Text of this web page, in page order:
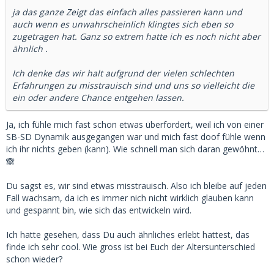
hatte und sich nicht ganz wohl fühlte – aber geplant war
ohnehin nur ein erstes Kennenlernen.
Und jetzt kommt das Unglaubliche: Da sie nie etwas von
einem "Arrangement" erwähnt hatte, wollte ich vorsichtig
wäre ihr unangenehm, sich für Geld mit jemandem zu
treffen. Sie meinte, wir könnten es einfach natürlich
angehen – ganz ohne finanzielle Unterstützung.
Sie ist 27, ich 52. Und sie hat mir gesagt, dass sie mich
extrem sympathisch findet und sich schon auf unser
nächstes Treffen freut. Wir waren total auf einer
Wellenlänge.
Tja… und ich kann es immer noch nicht ganz fassen. Hat
ja das ganze Zeigt das einfach alles passieren kann und
auch wenn es unwahrscheinlich klingtes sich eben so
zugetragen hat. Ganz so extrem hatte ich es noch nicht aber
ähnlich .
Ich denke das wir halt aufgrund der vielen schlechten
Erfahrungen zu misstrauisch sind und uns so vielleicht die
ein oder andere Chance entgehen lassen.
Ja, ich fühle mich fast schon etwas überfordert, weil ich von einer
SB-SD Dynamik ausgegangen war und mich fast doof fühle wenn
ich ihr nichts geben (kann). Wie schnell man sich daran gewöhnt…
🙈
Du sagst es, wir sind etwas misstrauisch. Also ich bleibe auf jeden
Fall wachsam, da ich es immer nich nicht wirklich glauben kann
und gespannt bin, wie sich das entwickeln wird.
Ich hatte gesehen, dass Du auch ähnliches erlebt hattest, das
finde ich sehr cool. Wie gross ist bei Euch der Altersunterschied
schon wieder?